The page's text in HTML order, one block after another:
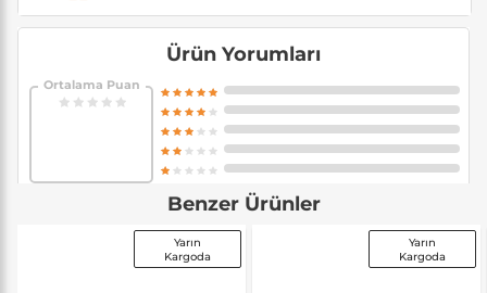
Ürün Yorumları
Ortalama Puan
Benzer Ürünler
Yarın
Kargoda
Yarın
Kargoda